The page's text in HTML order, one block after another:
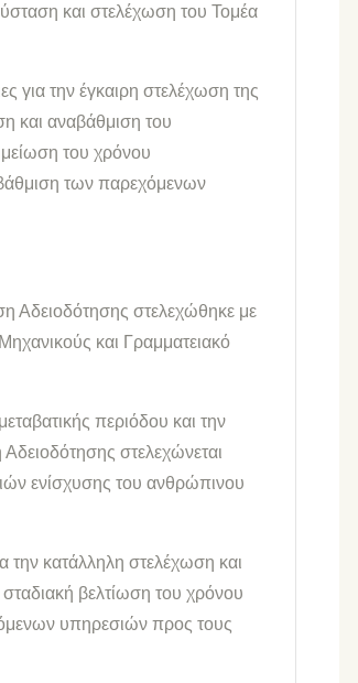
και στελέχωση του Τομέα
για την έγκαιρη στελέχωση της
και αναβάθμιση του
του χρόνου
των παρεχόμενων
Αδειοδότησης στελεχώθηκε με
και Γραμματειακό
περιόδου και την
στελεχώνεται
ενίσχυσης του ανθρώπινου
την κατάλληλη στελέχωση και
βελτίωση του χρόνου
υπηρεσιών προς τους